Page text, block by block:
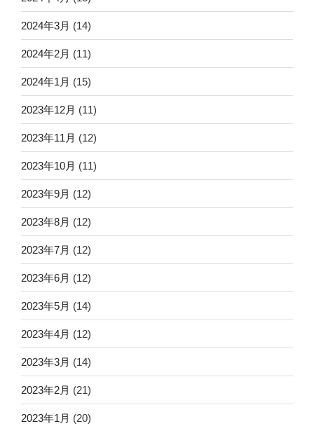
2024年3月 (14)
2024年2月 (11)
2024年1月 (15)
2023年12月 (11)
2023年11月 (12)
2023年10月 (11)
2023年9月 (12)
2023年8月 (12)
2023年7月 (12)
2023年6月 (12)
2023年5月 (14)
2023年4月 (12)
2023年3月 (14)
2023年2月 (21)
2023年1月 (20)